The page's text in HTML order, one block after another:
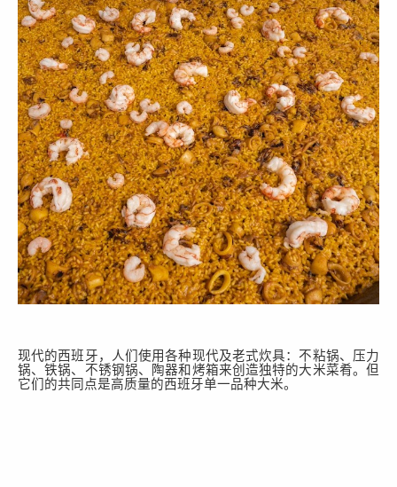
现代的西班牙，人们使用各种现代及老式炊具：不粘锅、压力
锅、铁锅、不锈钢锅、陶器和烤箱来创造独特的大米菜肴。但
它们的共同点是高质量的西班牙单一品种大米。